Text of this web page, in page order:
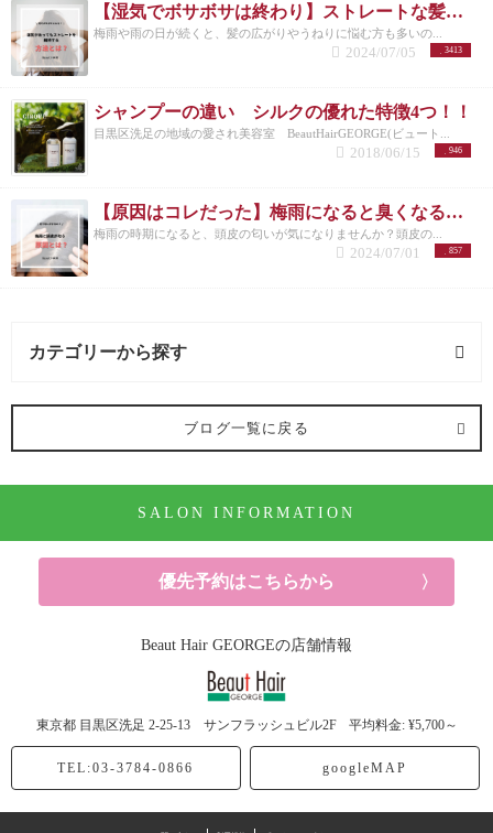
【湿気でボサボサは終わり】ストレートな髪の毛を維持する対策とは？
梅雨や雨の日が続くと、髪の広がりやうねりに悩む方も多いの...
3413
2024/07/05
シャンプーの違い シルクの優れた特徴4つ！！
目黒区洗足の地域の愛され美容室 BeautHairGEORGE(ビュート...
946
2018/06/15
【原因はコレだった】梅雨になると臭くなる頭皮の匂いを緩和する方法とは？オススメアイテムも紹介
梅雨の時期になると、頭皮の匂いが気になりませんか？頭皮の...
857
2024/07/01
カテゴリーから探す
オススメメニュー (6記事)
ヘアケア (3記事)
シャンプー (1記事)
ブログ一覧に戻る
SALON INFORMATION
優先予約はこちらから
Beaut Hair GEORGEの店舗情報
東京都 目黒区洗足 2-25-13 サンフラッシュビル2F 平均料金: ¥5,700～
TEL:03-3784-0866 googleMAP